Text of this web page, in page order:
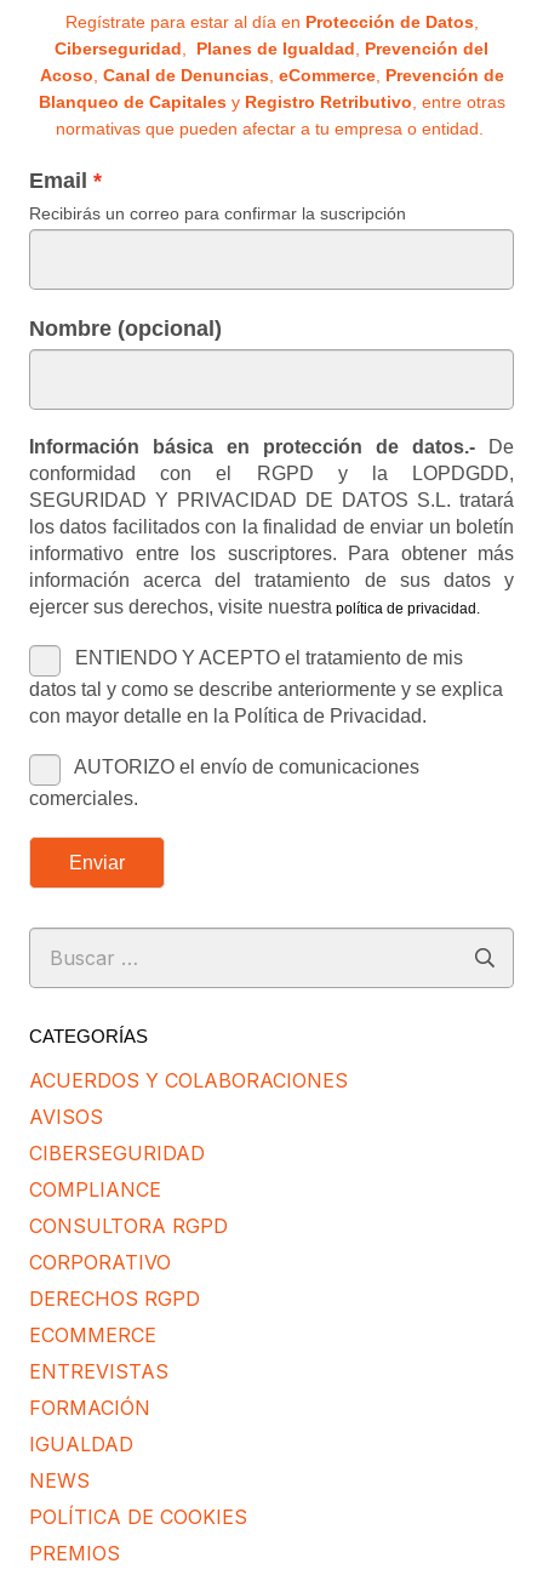
Regístrate para estar al día en Protección de Datos,
Ciberseguridad
Planes de Igualdad
Prevención del
Acoso Canal de Denuncias, eCommerce, Prevención de
Blanqueo de Capitalesy Registro Retributivo , entre otras
normativas que pueden afectar a tu empresa o entidad.
Email
Recibirás un correo para confirmar la suscripción
Nombre (opcional)
Información básica en protección de datos.- De
conformidad con el RGPD y la LOPDGDD,
SEGURIDAD Y PRIVACIDAD DE DATOS S.L. tratará
los datos facilitados con la finalidad de enviar un boletín
informativo entre los suscriptores. Para obtener más
información acerca del tratamiento de sus datos y
ejercer sus derechos, visite nuestra política de privacidad
ENTIENDO Y ACEPTO el tratamiento de mis
datos tal y como se describe anteriormente y se explica
con mayor detalle en la Política de Privacidad.
AUTORIZO el envío de comunicaciones
comerciales.
Enviar
Buscar:
CATEGORÍAS
ACUERDOS Y COLABORACIONES
AVISOS
CIBERSEGURIDAD
COMPLIANCE
CONSULTORA RGPD
CORPORATIVO
DERECHOS RGPD
ECOMMERCE
ENTREVISTAS
FORMACIÓN
IGUALDAD
NEWS
POLÍTICA DE COOKIES
PREMIOS